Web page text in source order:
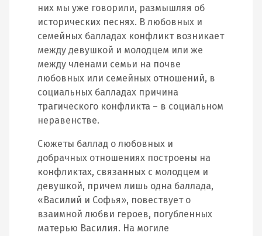
них мы уже говорили, размышляя об
исторических песнях. В любовных и
семейных балладах конфликт возникает
между девушкой и молодцем или же
между членами семьи на почве
любовных или семейных отношений, в
социальных балладах причина
трагического конфликта – в социальном
неравенстве.
Сюжеты баллад о любовных и
добрачных отношениях построены на
конфликтах, связанных с молодцем и
девушкой, причем лишь одна баллада,
«Василий и Софья», повествует о
взаимной любви героев, погубленных
матерью Василия. На могиле